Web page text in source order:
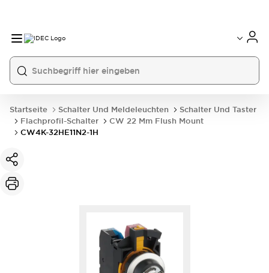
Startseite Schalter Und Meldeleuchten
Schalter Und Taster
Flachprofil-Schalter
CW 22 Mm Flush Mount
CW4K-32HE11N2-1H